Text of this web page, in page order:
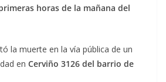
horas de la mañana del
la muerte en la vía pública de un
en Cerviño 3126 del barrio de